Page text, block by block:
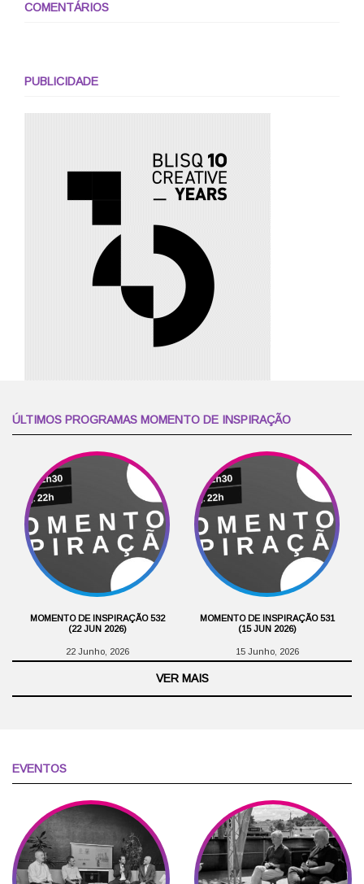
COMENTÁRIOS
PUBLICIDADE
ÚLTIMOS PROGRAMAS MOMENTO DE INSPIRAÇÃO
MOMENTO DE INSPIRAÇÃO 532
(22 JUN 2026)
22 Junho, 2026
MOMENTO DE INSPIRAÇÃO 531
(15 JUN 2026)
15 Junho, 2026
VER MAIS
EVENTOS